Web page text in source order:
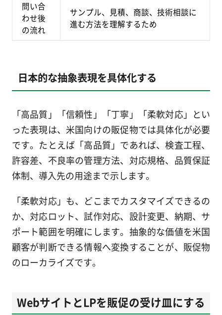
問い合
わせ後
の流れ
サンプル、見積、商談、技術相談に
進む方法を理解するため
日本的な抽象表現を具体化する
「高品質」「信頼性」「丁寧」「柔軟対応」とい
った表現は、米国向けの販促物では具体化が必要
です。たとえば「高品質」であれば、検査工程、
許容差、不良率の管理方法、対応規格、品質保証
体制、導入先の用途まで示します。
「柔軟対応」も、どこまでカスタマイズできるの
か、対応ロット、試作対応、設計変更、納期、サ
ポート範囲を明確にします。抽象的な価値を米国
顧客が判断できる情報へ変換することが、販促物
のローカライズです。
WebサイトとLPを販促の受け皿にする